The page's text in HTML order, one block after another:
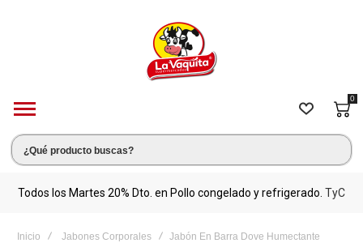
0
Todos los Martes 20% Dto. en Pollo congelado y refrigerado. TyC
Inicio Jabones Corporales
Jabón En Barra Dove Humectante